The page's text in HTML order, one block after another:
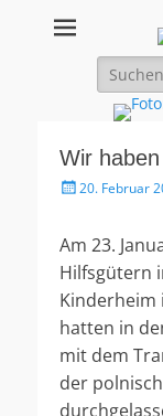
Suche
nach:
Wir
Veröffentlicht
20. Februar
Am 23.
Hilfsgütern
Kinderheim
hatten in
mit dem
der